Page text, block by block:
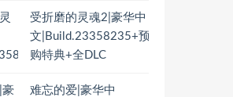
受折磨的灵魂2|豪华中
文|Build.23358235+预
购特典+全DLC
难忘的爱|豪华中